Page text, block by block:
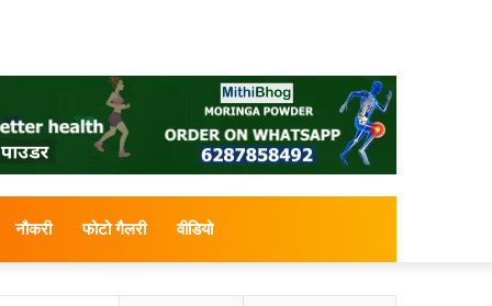
नौकरी फोटो गैलरी वीडियो